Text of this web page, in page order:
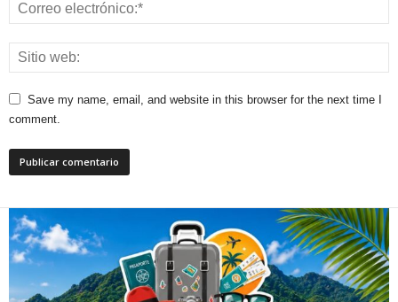
Save my name, email, and website in this browser for the next time I
comment.